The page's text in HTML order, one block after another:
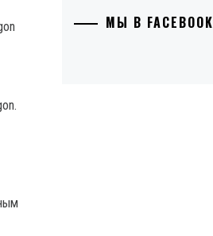
МЫ В FACEBOOK